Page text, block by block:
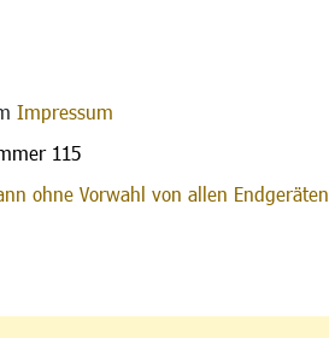
Impressum
115
ohne Vorwahl von allen Endgeräten